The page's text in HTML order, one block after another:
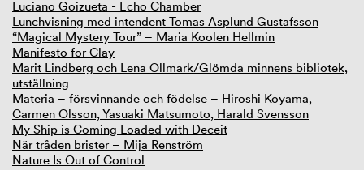
Luciano Goizueta - Echo Chamber
Lunchvisning med intendent Tomas Asplund Gustafsson
“Magical Mystery Tour” – Maria Koolen Hellmin
Manifesto for Clay
Marit Lindberg och Lena Ollmark/Glömda minnens bibliotek,
utställning
Materia – försvinnande och födelse – Hiroshi Koyama,
Carmen Olsson, Yasuaki Matsumoto, Harald Svensson
My Ship is Coming Loaded with Deceit
När tråden brister – Mija Renström
Nature Is Out of Control